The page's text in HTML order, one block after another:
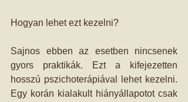
Hogyan lehet ezt kezelni?
Sajnos ebben az esetben nincsenek
gyors praktikák. Ezt a kifejezetten
hosszú pszichoterápiával lehet kezelni.
Egy korán kialakult hiányállapotot csak